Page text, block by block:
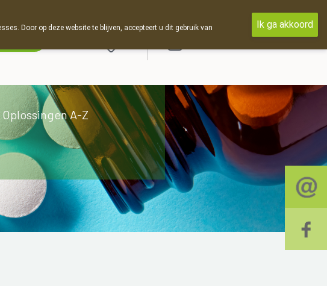
Oplossingen A-Z
Door op deze website te blijven, accepteert u dit gebruik van
Ik ga akkoord